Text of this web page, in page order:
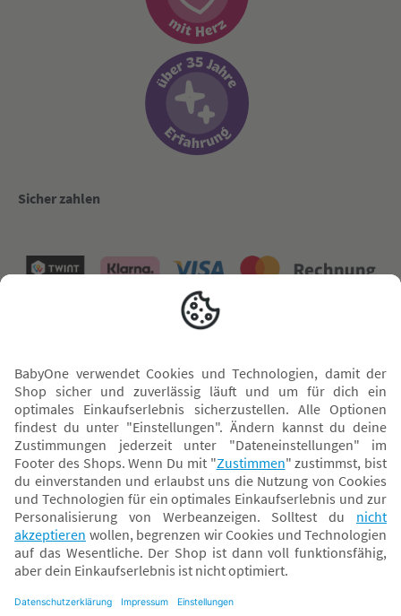
Sicher zahlen
* Alle Preise inkl. MwSt. und ggf. zzgl.Versandkosten. Der dargestellte Preis gilt -
abhängig von der von dir gewählten Option - im BabyOne-Onlineshop oder bei
Abholung in dem von dir gewählten BabyOne-Franchise-Betrieb. Der für den
Onlineshop geltende Preis stellt bei einem Verkauf durch unsere Franchise-
Nehmer eine unverbindliche Preisempfehlung dar. Der Verkaufspreis der
daher von dem Verkaufspreis im Onlineshop abweichen. Angaben zu